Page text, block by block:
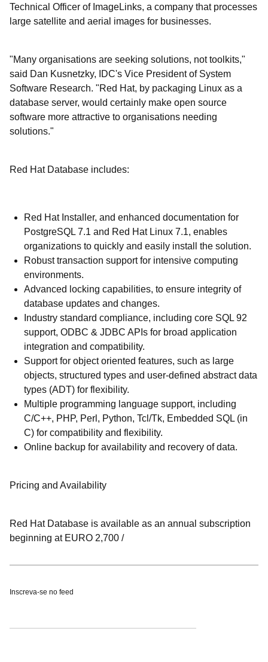
Technical Officer of ImageLinks, a company that processes
large satellite and aerial images for businesses.
"Many organisations are seeking solutions, not toolkits,"
said Dan Kusnetzky, IDC's Vice President of System
Software Research. "Red Hat, by packaging Linux as a
database server, would certainly make open source
software more attractive to organisations needing
solutions."
Red Hat Database includes:
Red Hat Installer, and enhanced documentation for
PostgreSQL 7.1 and Red Hat Linux 7.1, enables
organizations to quickly and easily install the solution.
Robust transaction support for intensive computing
environments.
Advanced locking capabilities, to ensure integrity of
database updates and changes.
Industry standard compliance, including core SQL 92
support, ODBC & JDBC APIs for broad application
integration and compatibility.
Support for object oriented features, such as large
objects, structured types and user-defined abstract data
types (ADT) for flexibility.
Multiple programming language support, including
C/C++, PHP, Perl, Python, Tcl/Tk, Embedded SQL (in
C) for compatibility and flexibility.
Online backup for availability and recovery of data.
Pricing and Availability
Red Hat Database is available as an annual subscription
beginning at EURO 2,700 /
Inscreva-se no feed